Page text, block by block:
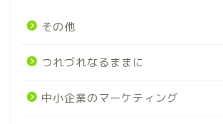
その他
つれづれなるままに
中小企業のマーケティング